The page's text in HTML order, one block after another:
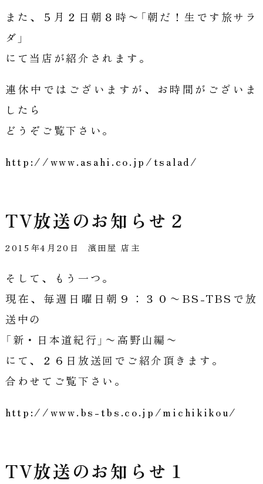
また、５月２日朝８時〜「朝だ！生です旅サラ
ダ」
にて当店が紹介されます。
連休中ではございますが、お時間がございま
したら
どうぞご覧下さい。
http://www.asahi.co.jp/tsalad/
TV放送のお知らせ２
2015年4月20日 濱田屋 店主
そして、もう一つ。
現在、毎週日曜日朝９：３０〜BS-TBSで放
送中の
「新・日本道紀行」〜高野山編〜
にて、２６日放送回でご紹介頂きます。
合わせてご覧下さい。
http://www.bs-tbs.co.jp/michikikou/
TV放送のお知らせ１